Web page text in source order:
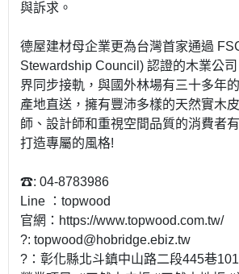
與訴求。
德屋建材母企業更為台灣首家通過
Stewardship Council) 認證的木業公
界同步接軌，與國外林場有三十多年
產地直送，擁有豐沛多樣的天然實木
師、設計師和重視空間品質的消費者
打造專屬的風格!
☎: 04-8783986
Line ：topwood
官網：https://www.topwood.com.tw/
?: topwood@hobridge.ebiz.tw
?：彰化縣北斗鎮中山路二段445巷